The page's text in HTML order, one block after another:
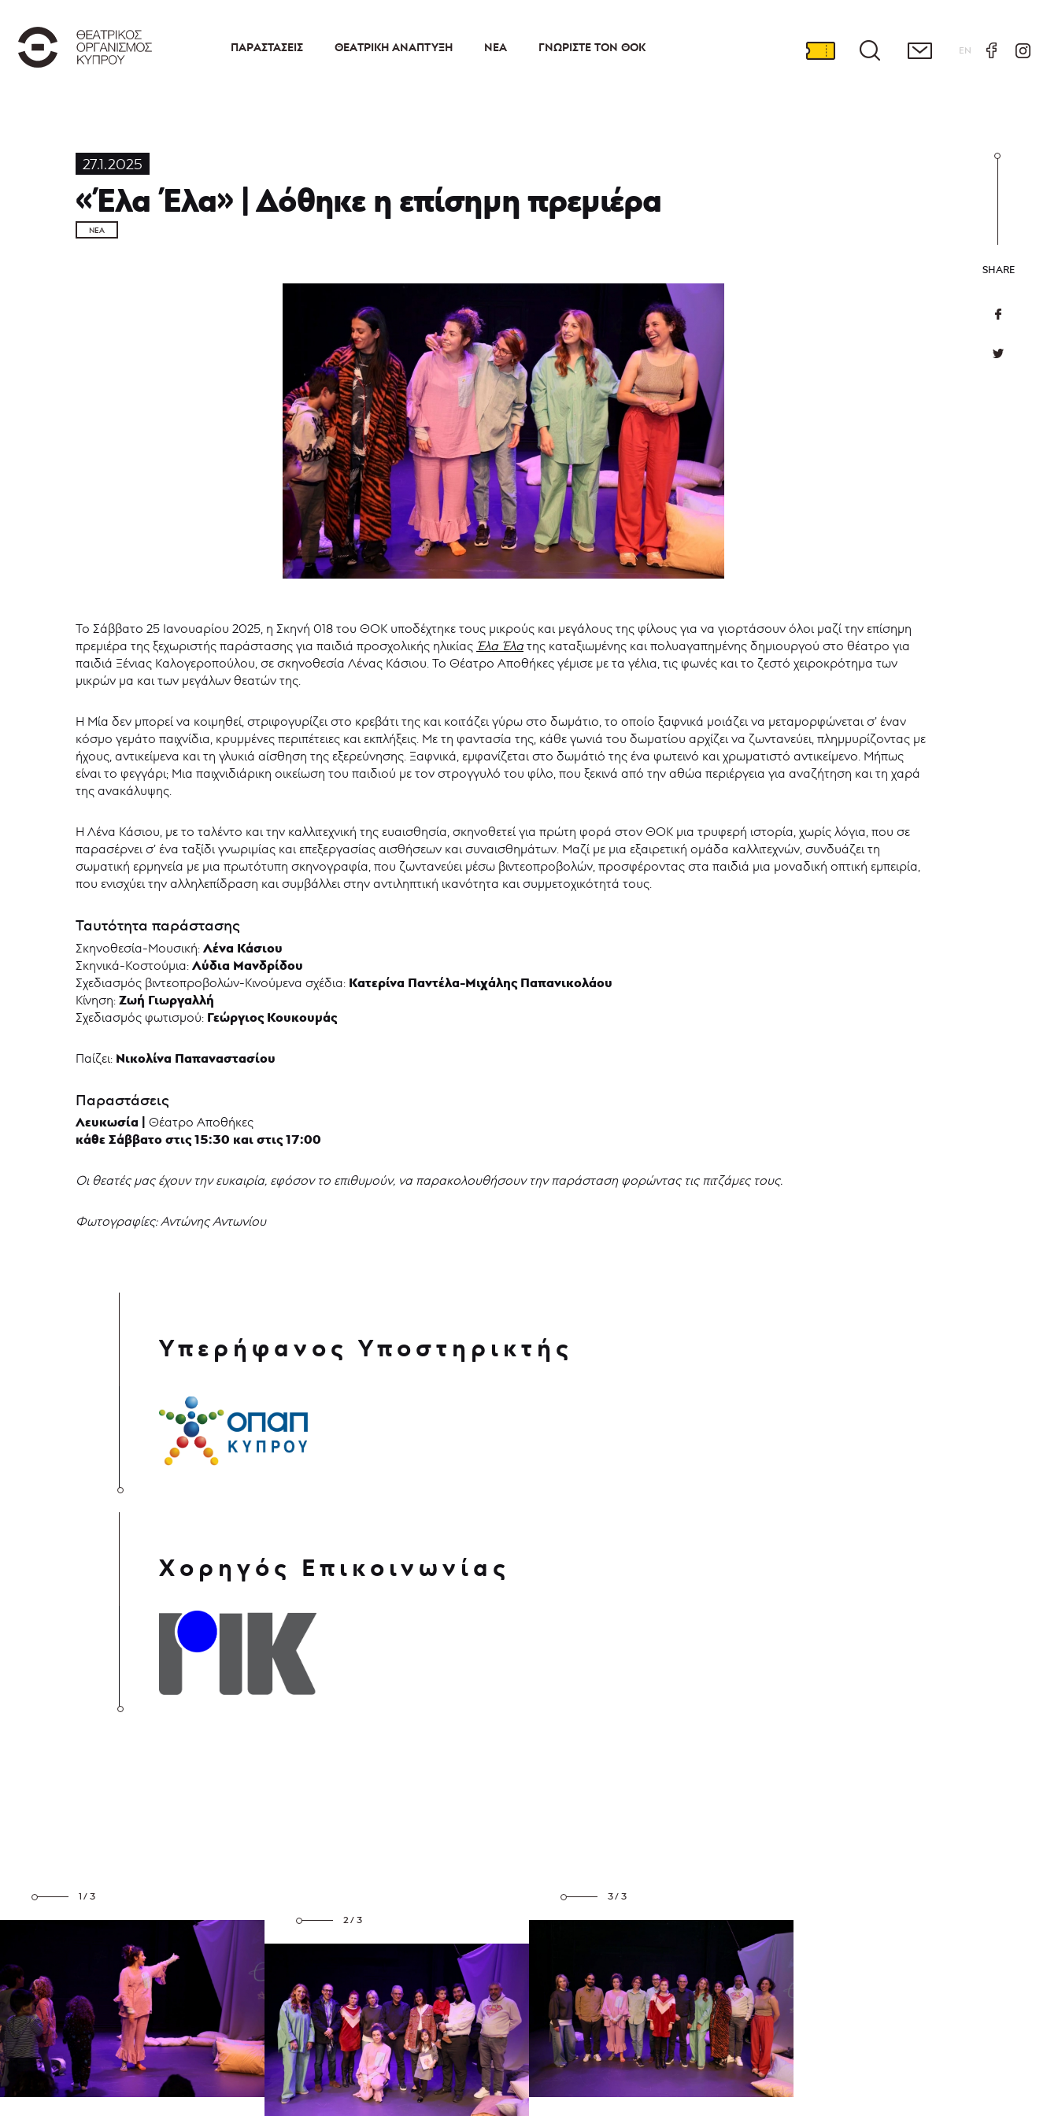
ΠΑΡΑΣΤΆΣΕΙΣ ΘΕΑΤΡΙΚΉ ΑΝΆΠΤΥΞΗ ΝΈΑ ΓΝΩΡΊΣΤΕ ΤΟΝ ΘΟΚ EN
27.1.2025
«Έλα Έλα» | Δόθηκε η επίσημη πρεμιέρα
ΝΈΑ
SHARE
Το Σάββατο 25 Ιανουαρίου 2025, η Σκηνή 018 του ΘΟΚ υποδέχτηκε τους μικρούς και μεγάλους της φίλους για να γιορτάσουν όλοι μαζί την επίσημη
πρεμιέρα της ξεχωριστής παράστασης για παιδιά προσχολικής ηλικίας Έλα Έλα της καταξιωμένης και πολυαγαπημένης δημιουργού στο θέατρο για
παιδιά Ξένιας Καλογεροπούλου, σε σκηνοθεσία Λένας Κάσιου. Το Θέατρο Αποθήκες γέμισε με τα γέλια, τις φωνές και το ζεστό χειροκρότημα των
μικρών μα και των μεγάλων θεατών της.
Η Μία δεν μπορεί να κοιμηθεί, στριφογυρίζει στο κρεβάτι της και κοιτάζει γύρω στο δωμάτιο, το οποίο ξαφνικά μοιάζει να μεταμορφώνεται σ’ έναν
κόσμο γεμάτο παιχνίδια, κρυμμένες περιπέτειες και εκπλήξεις. Με τη φαντασία της, κάθε γωνιά του δωματίου αρχίζει να ζωντανεύει, πλημμυρίζοντας με
ήχους, αντικείμενα και τη γλυκιά αίσθηση της εξερεύνησης. Ξαφνικά, εμφανίζεται στο δωμάτιό της ένα φωτεινό και χρωματιστό αντικείμενο. Μήπως
είναι το φεγγάρι; Μια παιχνιδιάρικη οικείωση του παιδιού με τον στρογγυλό του φίλο, που ξεκινά από την αθώα περιέργεια για αναζήτηση και τη χαρά
της ανακάλυψης.
Η Λένα Κάσιου, με το ταλέντο και την καλλιτεχνική της ευαισθησία, σκηνοθετεί για πρώτη φορά στον ΘΟΚ μια τρυφερή ιστορία, χωρίς λόγια, που σε
παρασέρνει σ’ ένα ταξίδι γνωριμίας και επεξεργασίας αισθήσεων και συναισθημάτων. Μαζί με μια εξαιρετική ομάδα καλλιτεχνών, συνδυάζει τη
σωματική ερμηνεία με μια πρωτότυπη σκηνογραφία, που ζωντανεύει μέσω βιντεοπροβολών, προσφέροντας στα παιδιά μια μοναδική οπτική εμπειρία,
που ενισχύει την αλληλεπίδραση και συμβάλλει στην αντιληπτική ικανότητα και συμμετοχικότητά τους.
Ταυτότητα παράστασης
Σκηνοθεσία-Μουσική: Λένα Κάσιου
Σκηνικά-Κοστούμια: Λύδια Μανδρίδου
Σχεδιασμός βιντεοπροβολών-Κινούμενα σχέδια: Κατερίνα Παντέλα-Μιχάλης Παπανικολάου
Κίνηση: Ζωή Γιωργαλλή
Σχεδιασμός φωτισμού: Γεώργιος Κουκουμάς
Παίζει: Νικολίνα Παπαναστασίου
Παραστάσεις
Λευκωσία | Θέατρο Αποθήκες
κάθε Σάββατο στις 15:30 και στις 17:00
Οι θεατές μας έχουν την ευκαιρία, εφόσον το επιθυμούν, να παρακολουθήσουν την παράσταση φορώντας τις πιτζάμες τους.
Φωτογραφίες: Αντώνης Αντωνίου
Υπερήφανος Υποστηρικτής
Χορηγός Επικοινωνίας
1/3
2/3
3/3